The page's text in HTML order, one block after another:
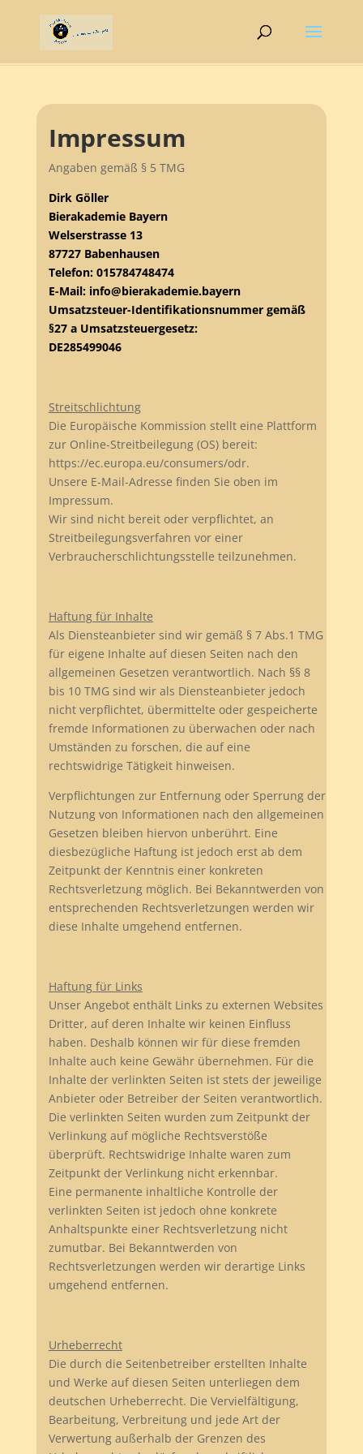
Impressum
Angaben gemäß § 5 TMG
Dirk Göller
Bierakademie Bayern
Welserstrasse 13
87727 Babenhausen
Telefon: 015784748474
E-Mail: info@bierakademie.bayern
Umsatzsteuer-Identifikationsnummer gemäß
§27 a Umsatzsteuergesetz:
DE285499046
Streitschlichtung
Die Europäische Kommission stellt eine Plattform
zur Online-Streitbeilegung (OS) bereit:
https://ec.europa.eu/consumers/odr.
Unsere E-Mail-Adresse finden Sie oben im
Impressum.
Wir sind nicht bereit oder verpflichtet, an
Streitbeilegungsverfahren vor einer
Verbraucherschlichtungsstelle teilzunehmen.
Haftung für Inhalte
Als Diensteanbieter sind wir gemäß § 7 Abs.1 TMG
für eigene Inhalte auf diesen Seiten nach den
allgemeinen Gesetzen verantwortlich. Nach §§ 8
bis 10 TMG sind wir als Diensteanbieter jedoch
nicht verpflichtet, übermittelte oder gespeicherte
fremde Informationen zu überwachen oder nach
Umständen zu forschen, die auf eine
rechtswidrige Tätigkeit hinweisen.
Verpflichtungen zur Entfernung oder Sperrung der
Nutzung von Informationen nach den allgemeinen
Gesetzen bleiben hiervon unberührt. Eine
diesbezügliche Haftung ist jedoch erst ab dem
Zeitpunkt der Kenntnis einer konkreten
Rechtsverletzung möglich. Bei Bekanntwerden von
entsprechenden Rechtsverletzungen werden wir
diese Inhalte umgehend entfernen.
Haftung für Links
Unser Angebot enthält Links zu externen Websites
Dritter, auf deren Inhalte wir keinen Einfluss
haben. Deshalb können wir für diese fremden
Inhalte auch keine Gewähr übernehmen. Für die
Inhalte der verlinkten Seiten ist stets der jeweilige
Anbieter oder Betreiber der Seiten verantwortlich.
Die verlinkten Seiten wurden zum Zeitpunkt der
Verlinkung auf mögliche Rechtsverstöße
überprüft. Rechtswidrige Inhalte waren zum
Zeitpunkt der Verlinkung nicht erkennbar.
Eine permanente inhaltliche Kontrolle der
verlinkten Seiten ist jedoch ohne konkrete
Anhaltspunkte einer Rechtsverletzung nicht
zumutbar. Bei Bekanntwerden von
Rechtsverletzungen werden wir derartige Links
umgehend entfernen.
Urheberrecht
Die durch die Seitenbetreiber erstellten Inhalte
und Werke auf diesen Seiten unterliegen dem
deutschen Urheberrecht. Die Vervielfältigung,
Bearbeitung, Verbreitung und jede Art der
Verwertung außerhalb der Grenzen des